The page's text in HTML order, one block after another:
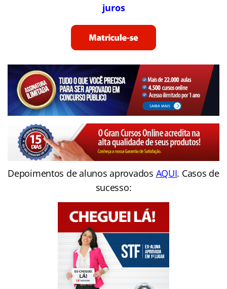
juros
Depoimentos de alunos aprovados AQUI. Casos de
sucesso: